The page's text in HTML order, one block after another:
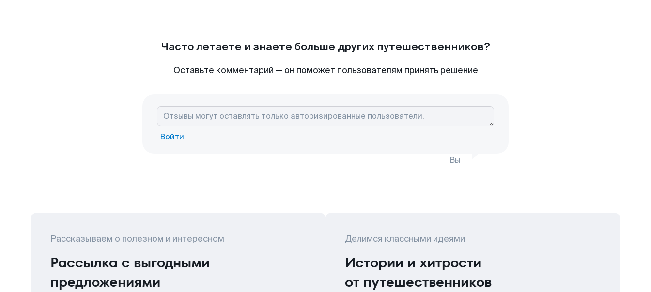
Часто летаете и знаете больше других путешественников?
Оставьте комментарий — он поможет пользователям принять решение
Войти
Вы
Рассказываем о полезном и интересном
Рассылка с выгодными
предложениями
Делимся классными идеями
Истории и хитрости
от путешественников